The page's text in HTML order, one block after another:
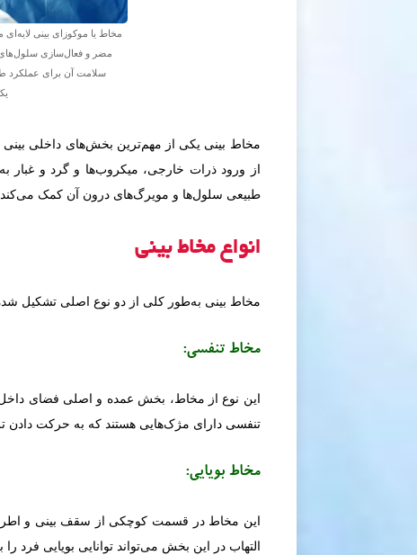
مخاط یا موکوزای بینی
مضر و فعال‌سازی سلول‌های
سلامت آن برای عملکرد
مخاط بینی یکی از مهم‌ترین بخش‌های داخلی
از ورود ذرات خارجی، میکروب‌ها و گرد و
طبیعی سلول‌ها و مویرگ‌های درون آن کمک می‌کند.
انواع مخاط بینی
مخاط بینی به‌طور کلی از دو نوع اصلی تشکیل
مخاط تنفسی:
این نوع از مخاط، بخش عمده و اصلی فضای
تنفسی دارای مژک‌هایی هستند که به حرکت
مخاط بویایی:
این مخاط در قسمت کوچکی از سقف بینی و
التهاب در این بخش می‌تواند توانایی بویایی فرد